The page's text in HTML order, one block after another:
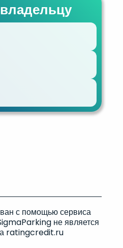
с помощью сервиса
не является
ratingcredit.ru